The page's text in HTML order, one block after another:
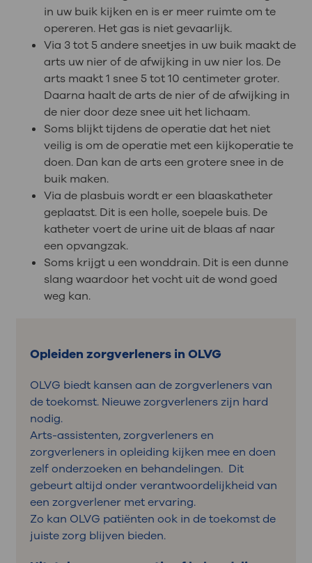
in uw buik kijken en is er meer ruimte om te
opereren. Het gas is niet gevaarlijk.
Via 3 tot 5 andere sneetjes in uw buik maakt de
arts uw nier of de afwijking in uw nier los. De
arts maakt 1 snee 5 tot 10 centimeter groter.
Daarna haalt de arts de nier of de afwijking in
de nier door deze snee uit het lichaam.
Soms blijkt tijdens de operatie dat het niet
veilig is om de operatie met een kijkoperatie te
doen. Dan kan de arts een grotere snee in de
buik maken.
Via de plasbuis wordt er een blaaskatheter
geplaatst. Dit is een holle, soepele buis. De
katheter voert de urine uit de blaas af naar
een opvangzak.
Soms krijgt u een wonddrain. Dit is een dunne
slang waardoor het vocht uit de wond goed
weg kan.
Opleiden zorgverleners in OLVG
OLVG biedt kansen aan de zorgverleners van
de toekomst. Nieuwe zorgverleners zijn hard
nodig.
Arts-assistenten, zorgverleners en
zorgverleners in opleiding kijken mee en doen
zelf onderzoeken en behandelingen. Dit
gebeurt altijd onder verantwoordelijkheid van
een zorgverlener met ervaring.
Zo kan OLVG patiënten ook in de toekomst de
juiste zorg blijven bieden.